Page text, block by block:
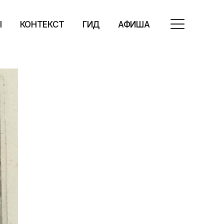
КОНТЕКСТ ГИД АФИША